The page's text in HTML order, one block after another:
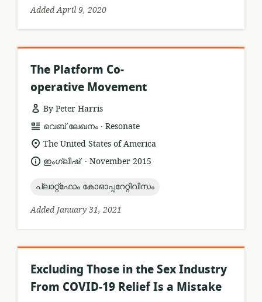
Added April 9, 2020
The Platform Co-
operative Movement
By Peter Harris
resource
format:
വെബ് ലേഖനം .
publisher:
Resonate
location
relevance:
The United States of America
language:
ഇംഗ്ലീഷ് .
dateNovember 2015
topic:
പ്ലാറ്റ്ഫോം കോഓപ്പറേറ്റിവിസം
Added January 31, 2021
Excluding Those in the Sex Industry
From COVID-19 Relief Is a Mistake